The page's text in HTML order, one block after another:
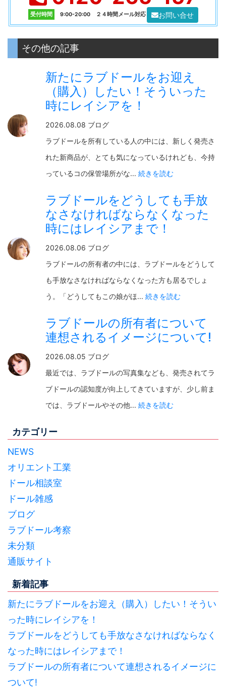
受付時間 9:00-20:00 ２４時間メール対応 お問い合せ
その他の記事
新たにラブドールをお迎え
（購入）したい！そういった
時にレイシアを！
2026.08.08 ブログ
ラブドールを所有している人の中には、新しく発売さ
れた新商品が、とても気になっているけれども、今持
っているコの保管場所がな... 続きを読む
ラブドールをどうしても手放
なさなければならなくなった
時にはレイシアまで！
2026.08.06 ブログ
ラブドールの所有者の中には、ラブドールをどうして
も手放なさなければならなくなった方も居るでしょ
う。「どうしてもこの娘がほ... 続きを読む
ラブドールの所有者について
連想されるイメージについて!
2026.08.05 ブログ
最近では、ラブドールの写真集なども、発売されてラ
ブドールの認知度が向上してきていますが、少し前ま
では、ラブドールやその他... 続きを読む
カテゴリー
NEWS
オリエント工業
ドール相談室
ドール雑感
ブログ
ラブドール考察
未分類
通販サイト
新着記事
新たにラブドールをお迎え（購入）したい！そうい
った時にレイシアを！
ラブドールをどうしても手放なさなければならなく
なった時にはレイシアまで！
ラブドールの所有者について連想されるイメージに
ついて!